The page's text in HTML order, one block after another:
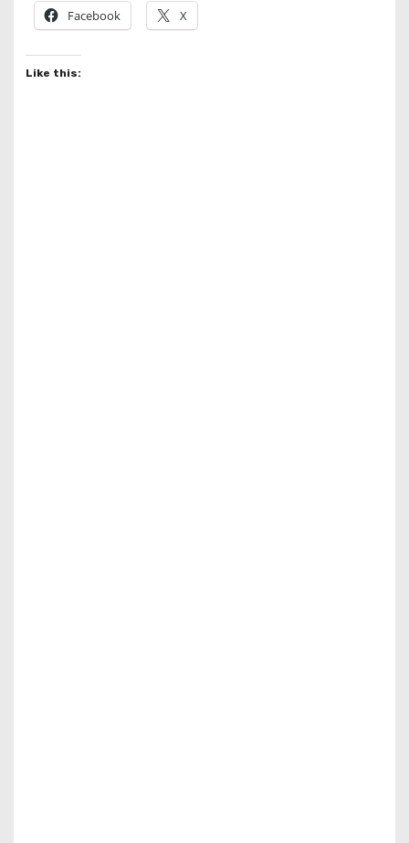
Facebook X
Like this: